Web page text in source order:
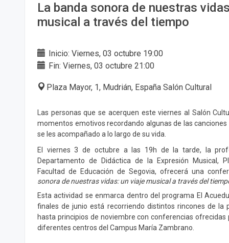
La banda sonora de nuestras
musical a través del tiempo
Inicio: Viernes, 03 octubre 19:00
Fin: Viernes, 03 octubre 21:00
Plaza Mayor, 1, Mudrián, España Salón Cultural
Las personas que se acerquen este viernes al Salón
momentos emotivos recordando algunas de las
se les acompañado a lo largo de su vida.
El viernes 3 de octubre a las 19h de la tarde, la
Departamento de Didáctica de la Expresión Musical,
Facultad de Educación de Segovia, ofrecerá una
sonora de nuestras vidas: un viaje musical a través del
Esta actividad se enmarca dentro del programa El
finales de junio está recorriendo distintos rincones de la
hasta principios de noviembre con conferencias
diferentes centros del Campus María Zambrano.